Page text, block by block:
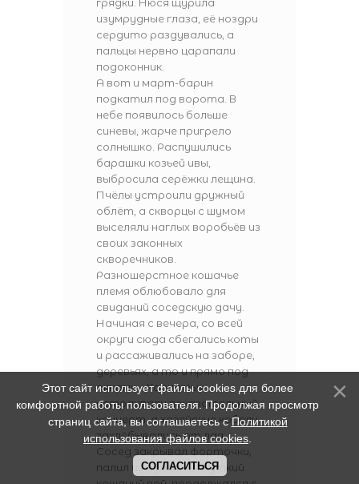
изумрудные глаза, её ноздри
сердито раздувались, а
пальцы нервно царапали
подоконник.
А вот и март-барин
подкатил под ворота. В
небе появилось больше
синевы, жарче пригрело
солнышко. Распушились
барашки козьей ивы,
выбросила серёжки лещина.
Пчёлы устроили дружный
облёт, а скворцы с шумом
выселяли наглых воробьёв из
своих законных
скворечников.
Разношерстное кошачье
племя облюбовало для
свиданий соседскую дачу.
Начиная с вечера, со всей
округи сюда сбегались коты
и рассаживались на заборе,
деревьях, а то и прямо под
окнами. «Хористы»
устраивали показательный
концерт, а хозяйские кобели
захлёбывались от лая.
Сосед закрывал форточки,
палил из ружья, но жуткий
Этот сайт использует файлы cookies для более
комфортной работы пользователя. Продолжая просмотр
страниц сайта, вы соглашаетесь сПолитикой
использования файлов cookies
СОГЛАСИТЬСЯ